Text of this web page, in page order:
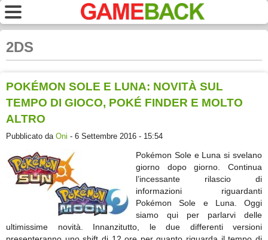
2DS
POKÉMON SOLE E LUNA: NOVITÀ SUL
TEMPO DI GIOCO, POKÉ FINDER E MOLTO
ALTRO
Pubblicato da Oni - 6 Settembre 2016 - 15:54
Pokémon Sole e Luna si svelano
giorno dopo giorno. Continua
l’incessante rilascio di
informazioni riguardanti
Pokémon Sole e Luna. Oggi
siamo qui per parlarvi delle
ultimissime novità. Innanzitutto, le due differenti versioni